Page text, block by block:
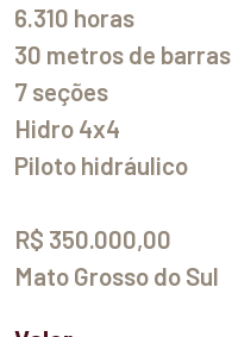
6.310 horas
30 metros de barras
7 seções
Hidro 4x4
Piloto hidráulico
R$ 350.000,00
Mato Grosso do Sul